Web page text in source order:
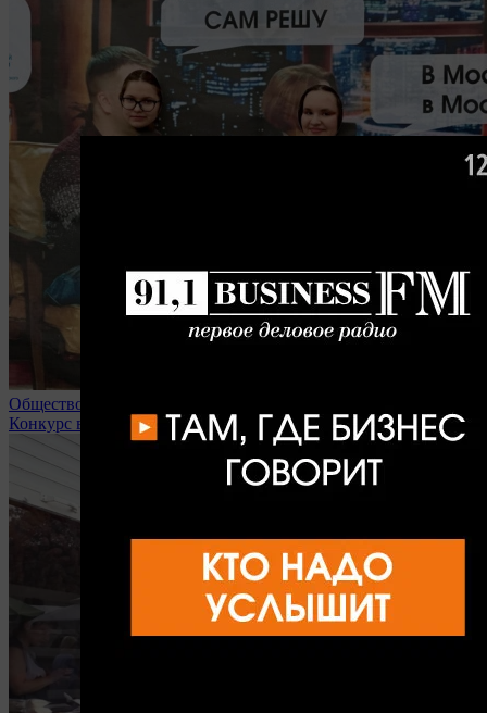
Общество
Конкурс в липецкие вузы доходит до 32 человек на место